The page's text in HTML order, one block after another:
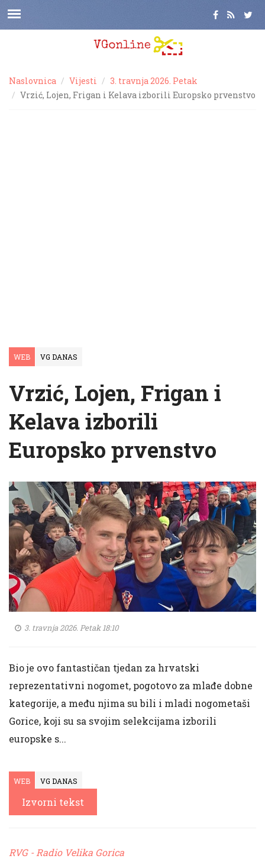
Naslovnica Vijesti
3. travnja 2026. Petak
Vrzić, Lojen, Frigan i Kelava izborili Europsko prvenstvo
WEB VG DANAS
Vrzić, Lojen, Frigan i
Kelava izborili
Europsko prvenstvo
3. travnja 2026. Petak 18:10
Bio je ovo fantastičan tjedan za hrvatski
reprezentativni nogomet, pogotovo za mlađe dobne
kategorije, a među njima su bili i mladi nogometaši
Gorice, koji su sa svojim selekcijama izborili
europske s...
WEB VG DANAS
Izvorni tekst
RVG - Radio Velika Gorica